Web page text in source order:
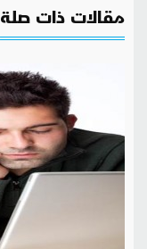
مقالات ذات صلة